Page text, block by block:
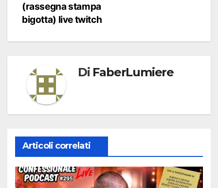
(rassegna stampa
bigotta) live twitch
Di FaberLumiere
Articoli correlati